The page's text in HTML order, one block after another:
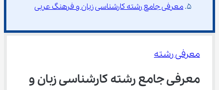
معرفی جامع رشته کارشناسی زبان و فرهنگ عربی
معرفی رشته
معرفی جامع رشته کارشناسی زبان و